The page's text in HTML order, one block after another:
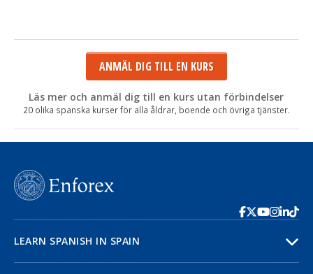
ANMÄL DIG TILL EN KURS
Läs mer och anmäl dig till en kurs utan förbindelser
20 olika spanska kurser för alla åldrar, boende och övriga tjänster.
LEARN SPANISH IN SPAIN